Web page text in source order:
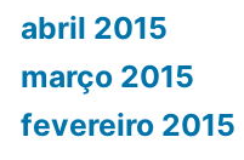
abril 2015
março 2015
fevereiro 2015